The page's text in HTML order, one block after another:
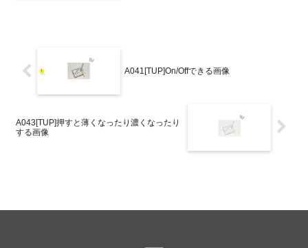
A041[TUP]On/Offできる画像
A043[TUP]押すと薄くなったり濃くなったり
する画像